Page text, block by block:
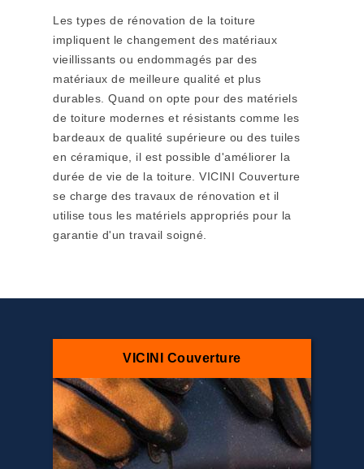
Les types de rénovation de la toiture
impliquent le changement des matériaux
vieillissants ou endommagés par des
matériaux de meilleure qualité et plus
durables. Quand on opte pour des matériels
de toiture modernes et résistants comme les
bardeaux de qualité supérieure ou des tuiles
en céramique, il est possible d'améliorer la
durée de vie de la toiture. VICINI Couverture
se charge des travaux de rénovation et il
utilise tous les matériels appropriés pour la
garantie d'un travail soigné.
VICINI Couverture